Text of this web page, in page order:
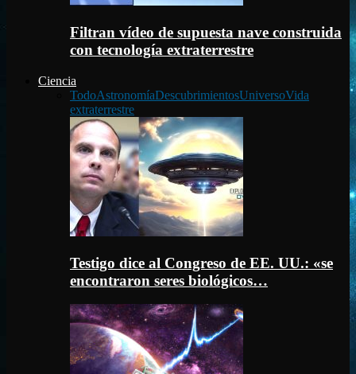
Filtran vídeo de supuesta nave construida
con tecnología extraterrestre
Ciencia
TodoAstronomíaDescubrimientosUniversoVida
extraterrestre
Testigo dice al Congreso de EE. UU.: «se
encontraron seres biológicos…